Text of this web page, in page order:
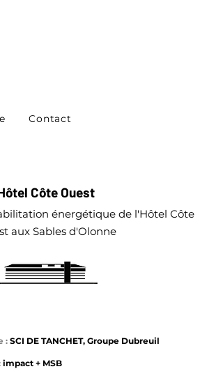
Contact
Côte Ouest
énergétique de l'Hôtel Côte
aux Sables d'Olonne
:SCI DE TANCHET, Groupe Dubreuil
impact + MSB